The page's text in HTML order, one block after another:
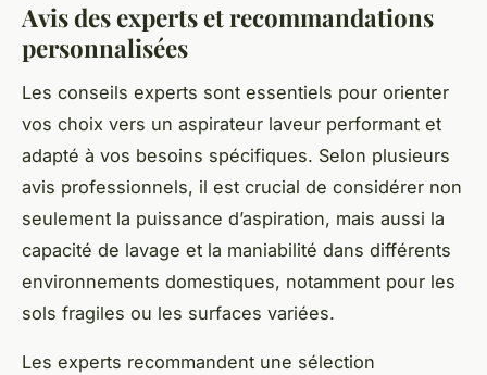
Avis des experts et recommandations
personnalisées
Les conseils experts sont essentiels pour orienter
vos choix vers un aspirateur laveur performant et
adapté à vos besoins spécifiques. Selon plusieurs
avis professionnels, il est crucial de considérer non
seulement la puissance d’aspiration, mais aussi la
capacité de lavage et la maniabilité dans différents
environnements domestiques, notamment pour les
sols fragiles ou les surfaces variées.
Les experts recommandent une sélection